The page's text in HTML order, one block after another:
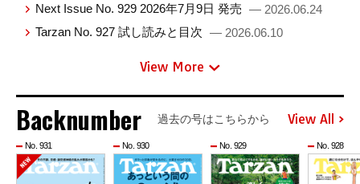
Next Issue No. 929 2026年7月9日 発売 — 2026.06.24
Tarzan No. 927 試し読みと目次 — 2026.06.10
View More
Backnumber 過去の号はこちらから View All
No. 931 No. 930 No. 929 No. 928